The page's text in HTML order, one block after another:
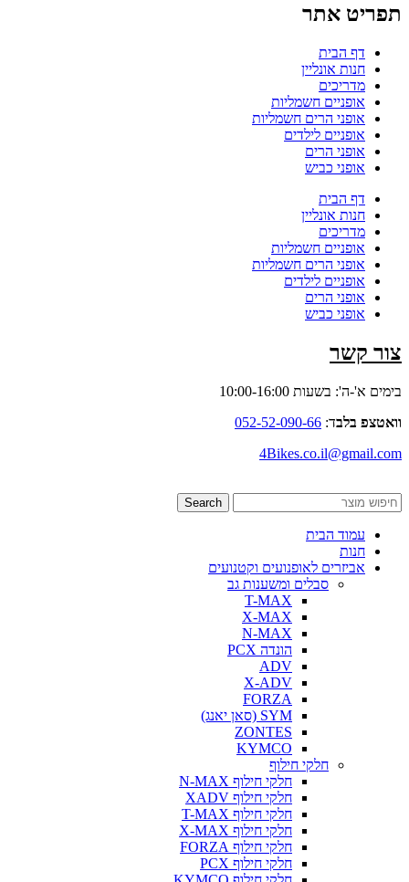
תפריט אתר
דף הבית
חנות אונליין
מדריכים
אופניים חשמליות
אופני הרים חשמליות
אופניים לילדים
אופני הרים
אופני כביש
דף הבית
חנות אונליין
מדריכים
אופניים חשמליות
אופני הרים חשמליות
אופניים לילדים
אופני הרים
אופני כביש
צור קשר
בימים א'-ה': בשעות 10:00-16:00
וואטצפ בלבד: 052-52-090-66
4Bikes.co.il@gmail.com
Search
עמוד הבית
חנות
אביזרים לאופנועים וקטנועים
סבלים ומשענות גב
T-MAX
X-MAX
N-MAX
הונדה PCX
ADV
X-ADV
FORZA
SYM (סאן יאנג)
ZONTES
KYMCO
חלקי חילוף
חלקי חילוף N-MAX
חלקי חילוף XADV
חלקי חילוף T-MAX
חלקי חילוף X-MAX
חלקי חילוף FORZA
חלקי חילוף PCX